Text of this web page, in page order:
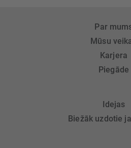
Par
Mūsu
Karjera
Piegāde
Idejas
Biežāk uzdotie